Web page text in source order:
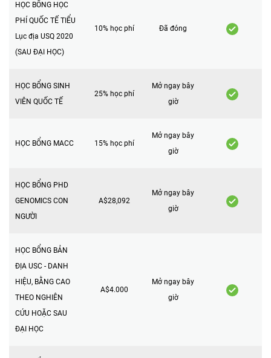
HỌC BỔNG HỌC
PHÍ QUỐC TẾ TIỂU
Lục địa USQ 2020
(SAU ĐẠI HỌC)
10% học phí Đã đóng
HỌC BỔNG SINH
VIÊN QUỐC TẾ
25% học phí
Mở ngay bây
giờ
HỌC BỔNG MACC 15% học phí
Mở ngay bây
giờ
HỌC BỔNG PHD
GENOMICS CON
NGƯỜI
A$28,092
Mở ngay bây
giờ
HỌC BỔNG BẢN
ĐỊA USC - DANH
HIỆU, BẰNG CAO
THEO NGHIÊN
CỨU HOẶC SAU
ĐẠI HỌC
A$4.000
Mở ngay bây
giờ